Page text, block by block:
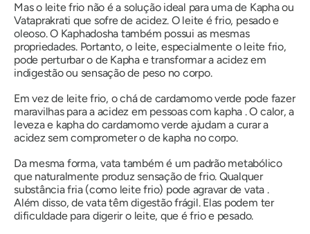
Mas o leite frio não é a solução ideal para umade Kaphaou
Vataprakrati que sofre de acidez. O leite é frio, pesado e
oleoso.O Kaphadosha também possui as mesmas
propriedades. Portanto, o leite, especialmente o leite frio,
pode perturbar o de Kapha e transformar a acidez em
indigestão ou sensação de peso no corpo.
Em vez de leite frio, o chá de cardamomo verde pode fazer
maravilhas para a acidez em pessoas com kapha . O calor, a
leveza e kaphado cardamomo verde ajudam a curar a
acidez sem comprometer o de kapha no corpo.
Da mesma forma,vata também é um padrão metabólico
que naturalmente produz sensação de frio. Qualquer
substância fria (como leite frio) pode agravarde vata .
Além disso,de vatatêm digestão frágil. Elas podem ter
dificuldade para digerir o leite, que é frio e pesado.